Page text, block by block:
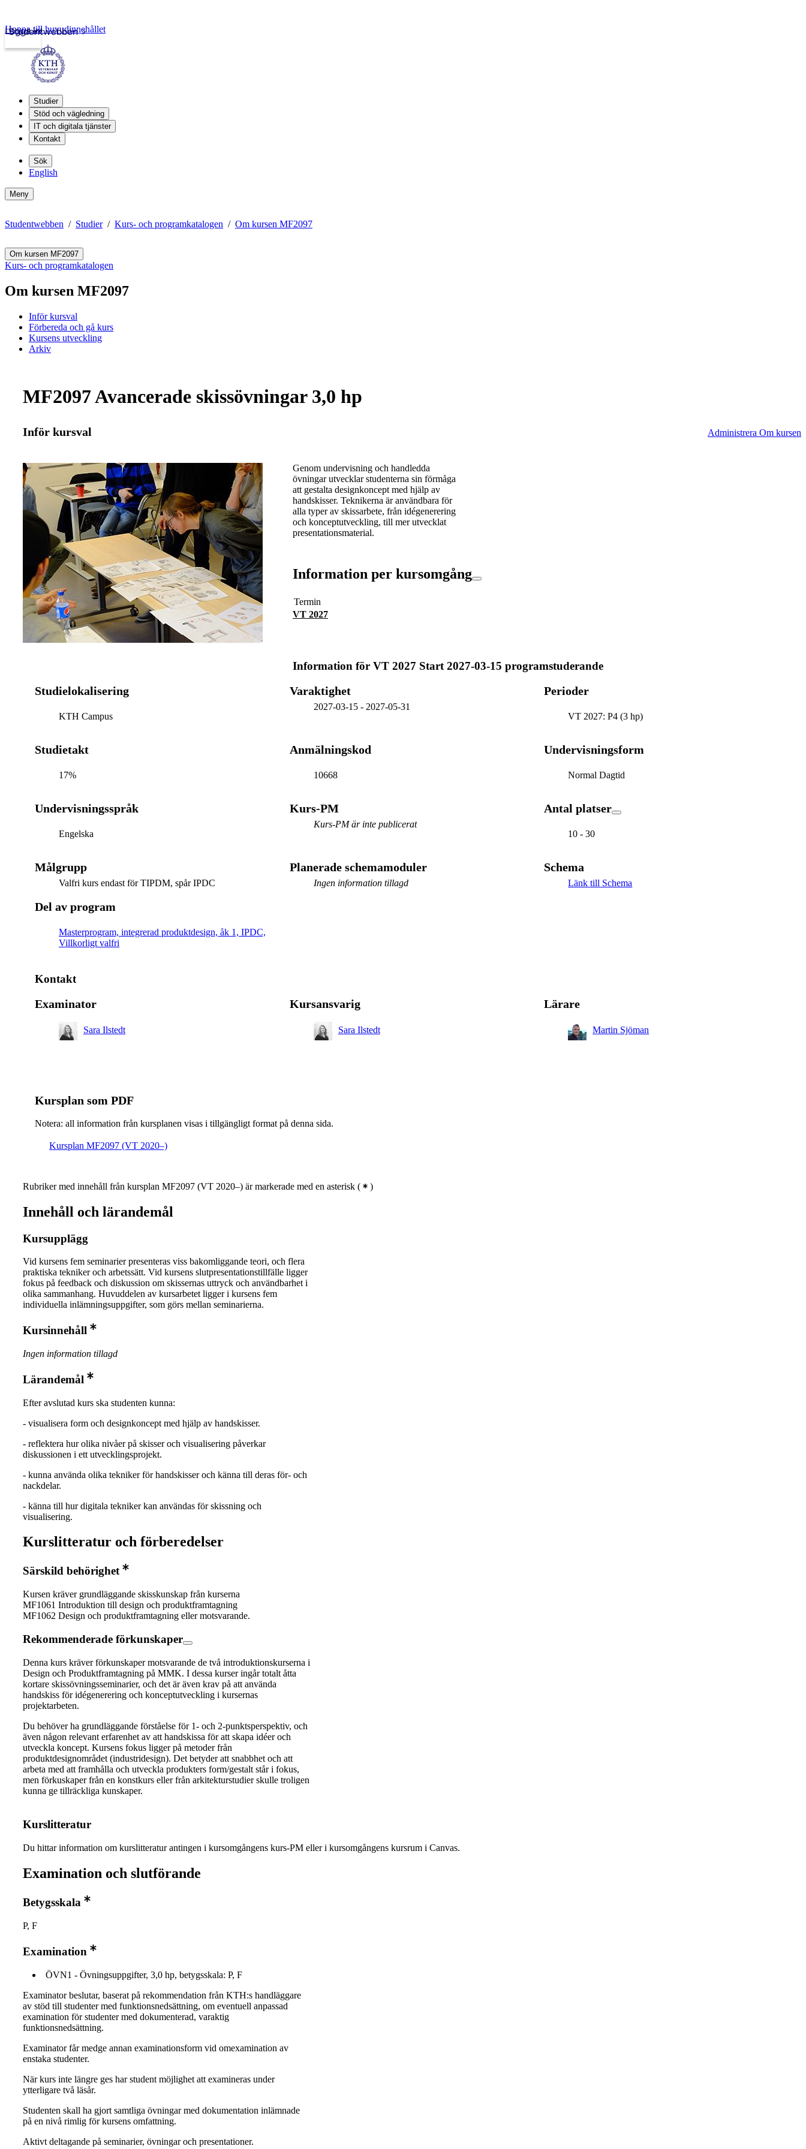
Studentwebben
Logga in
Hoppa till huvudinnehållet
Studier
Stöd och vägledning
IT och digitala tjänster
Kontakt
Sök
English
Meny
Studentwebben Studier Kurs- och programkatalogen Om kursen MF2097
Om kursen MF2097
Kurs- och programkatalogen
Om kursen MF2097
Inför kursval
Förbereda och gå kurs
Kursens utveckling
Arkiv
MF2097 Avancerade skissövningar 3,0 hp
Inför kursval Administrera Om kursen
Genom undervisning och handledda
övningar utvecklar studenterna sin förmåga
att gestalta designkoncept med hjälp av
handskisser. Teknikerna är användbara för
alla typer av skissarbete, från idégenerering
och konceptutveckling, till mer utvecklat
presentationsmaterial.
Information per kursomgång
Termin
VT 2027
Information för VT 2027 Start 2027-03-15 programstuderande
Studielokalisering
KTH Campus
Varaktighet
2027-03-15- 2027-05-31
Perioder
VT 2027: P4 (3 hp)
Studietakt
17%
Anmälningskod
10668
Undervisningsform
Normal Dagtid
Undervisningsspråk
Engelska
Kurs-PM
Kurs-PM är inte publicerat
Antal platser
10 - 30
Målgrupp
Valfri kurs endast för TIPDM, spår IPDC
Planerade schemamoduler
Ingen information tillagd
Schema
Länk till Schema
Del av program
Masterprogram, integrerad produktdesign, åk 1, IPDC,
Villkorligt valfri
Kontakt
Examinator
Sara Ilstedt
Kursansvarig
Sara Ilstedt
Lärare
Martin Sjöman
Kursplan som PDF
Notera: all information från kursplanen visas i tillgängligt format på denna sida.
Kursplan MF2097 (VT 2020–)
Rubriker med innehåll från kursplan MF2097 (VT 2020–) är markerade med en asterisk ( )
Innehåll och lärandemål
Kursupplägg
Vid kursens fem seminarier presenteras viss bakomliggande teori, och flera
praktiska tekniker och arbetssätt. Vid kursens slutpresentationstillfälle ligger
fokus på feedback och diskussion om skissernas uttryck och användbarhet i
olika sammanhang. Huvuddelen av kursarbetet ligger i kursens fem
individuella inlämningsuppgifter, som görs mellan seminarierna.
Kursinnehåll
Ingen information tillagd
Lärandemål
Efter avslutad kurs ska studenten kunna:
- visualisera form och designkoncept med hjälp av handskisser.
- reflektera hur olika nivåer på skisser och visualisering påverkar
diskussionen i ett utvecklingsprojekt.
- kunna använda olika tekniker för handskisser och känna till deras för- och
nackdelar.
- känna till hur digitala tekniker kan användas för skissning och
visualisering.
Kurslitteratur och förberedelser
Särskild behörighet
Kursen kräver grundläggande skisskunskap från kurserna
MF1061 Introduktion till design och produktframtagning
MF1062 Design och produktframtagning eller motsvarande.
Rekommenderade förkunskaper
Denna kurs kräver förkunskaper motsvarande de två introduktionskurserna i
Design och Produktframtagning på MMK. I dessa kurser ingår totalt åtta
kortare skissövningsseminarier, och det är även krav på att använda
handskiss för idégenerering och konceptutveckling i kursernas
projektarbeten.
Du behöver ha grundläggande förståelse för 1- och 2-punktsperspektiv, och
även någon relevant erfarenhet av att handskissa för att skapa idéer och
utveckla koncept. Kursens fokus ligger på metoder från
produktdesignområdet (industridesign). Det betyder att snabbhet och att
arbeta med att framhålla och utveckla produkters form/gestalt står i fokus,
men förkuskaper från en konstkurs eller från arkitekturstudier skulle troligen
kunna ge tillräckliga kunskaper.
Kurslitteratur
Du hittar information om kurslitteratur antingen i kursomgångens kurs-PM eller i kursomgångens kursrum i Canvas.
Examination och slutförande
Betygsskala
P, F
Examination
ÖVN1 - Övningsuppgifter, 3,0 hp, betygsskala: P, F
Examinator beslutar, baserat på rekommendation från KTH:s handläggare
av stöd till studenter med funktionsnedsättning, om eventuell anpassad
examination för studenter med dokumenterad, varaktig
funktionsnedsättning.
Examinator får medge annan examinationsform vid omexamination av
enstaka studenter.
När kurs inte längre ges har student möjlighet att examineras under
ytterligare två läsår.
Studenten skall ha gjort samtliga övningar med dokumentation inlämnade
på en nivå rimlig för kursens omfattning.
Aktivt deltagande på seminarier, övningar och presentationer.